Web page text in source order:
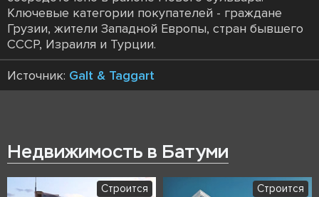
Ключевые категории покупателей - граждане
Грузии, жители Западной Европы, стран бывшего
СССР, Израиля и Турции.
Источник: Galt & Taggart
Недвижимость в Батуми
Строится Строится